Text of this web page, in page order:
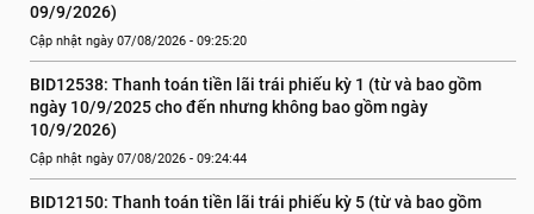
09/9/2026)
Cập nhật ngày 07/08/2026 - 09:25:20
BID12538: Thanh toán tiền lãi trái phiếu kỳ 1 (từ và bao gồm
ngày 10/9/2025 cho đến nhưng không bao gồm ngày
10/9/2026)
Cập nhật ngày 07/08/2026 - 09:24:44
BID12150: Thanh toán tiền lãi trái phiếu kỳ 5 (từ và bao gồm